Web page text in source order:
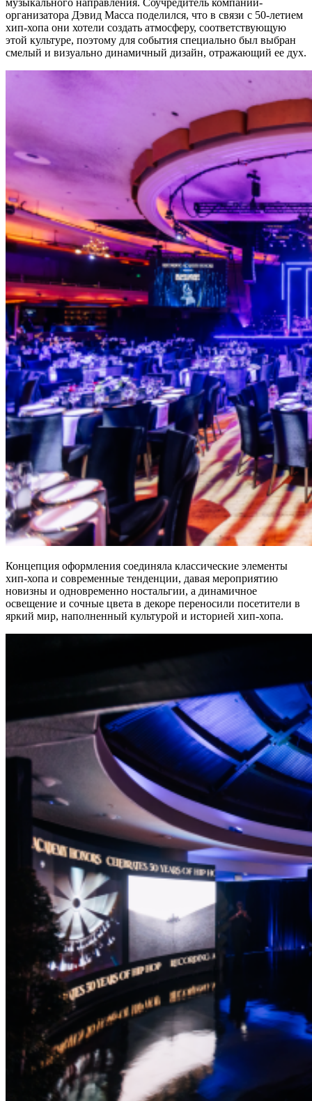
музыкального направления. Соучредитель компании-
организатора Дэвид Масса поделился, что в связи с 50-летием
хип-хопа они хотели создать атмосферу, соответствующую
этой культуре, поэтому для события специально был выбран
смелый и визуально динамичный дизайн, отражающий ее дух.
Концепция оформления соединяла классические элементы
хип-хопа и современные тенденции, давая мероприятию
новизны и одновременно ностальгии, а динамичное
освещение и сочные цвета в декоре переносили посетители в
яркий мир, наполненный культурой и историей хип-хопа.